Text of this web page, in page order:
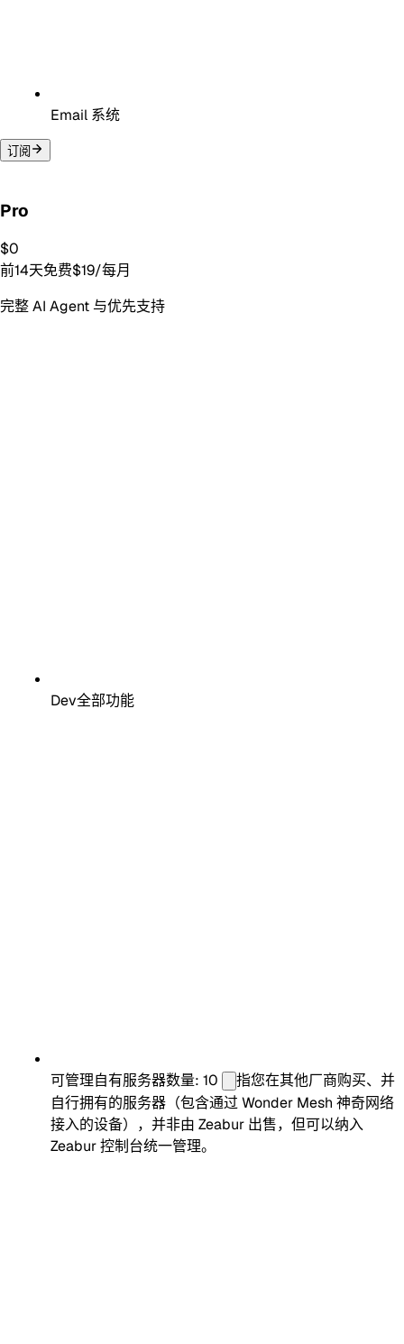
Email 系统
订阅
Pro
$0
前14天免费$19/每月
完整 AI Agent 与优先支持
Dev全部功能
可管理自有服务器数量: 10
指您在其他厂商购买、并
自行拥有的服务器（包含通过 Wonder Mesh 神奇网络
接入的设备），并非由 Zeabur 出售，但可以纳入
Zeabur 控制台统一管理。